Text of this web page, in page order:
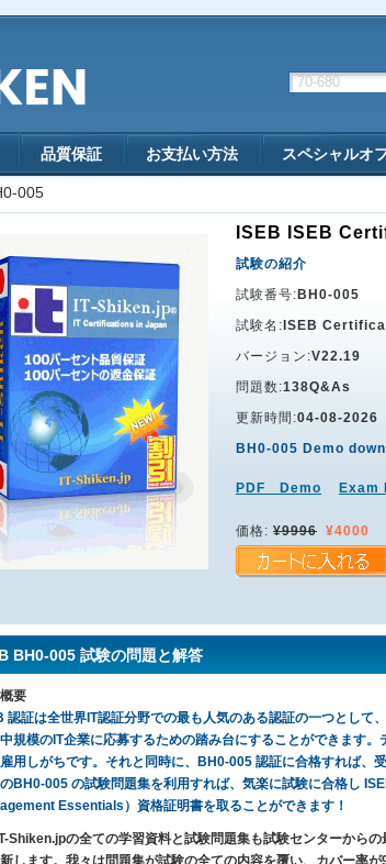
品質保証 お支払い方法 スペシャルオ
005
ISEB ISEB
試験の紹介
試験番号: BH0-005
試験名: ISEB
バージョン:V22.19
問題数:138Q&As
更新時間:04-08-2026
BH0-005 Demo
PDF Demo Exam
価格: ¥9996 ¥4000
BH0-005 試験の問題と解答
要
認証は全世界IT認証分野での最も人気のある認証の一つとし
規模のIT企業に応募するための踏み台にすることができます
用しがちです。それと同時に、BH0-005 認証に合格すれば、
BH0-005 の試験問題集を利用すれば、気楽に試験に合格し
Essentials）資格証明書を取ることができます！
Shiken.jpの全ての学習資料と試験問題集も試験センターから
します。我々は問題集が試験の全ての内容を覆い、カバー率